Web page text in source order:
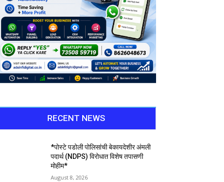
RECENT NEWS
*पोस्टे पडोली पोलिसांची बेकायदेशीर अंमली
पदार्थ (NDPS) विरोधात विशेष तपासणी
मोहीम*
August 8, 2026